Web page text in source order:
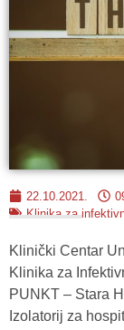
22.10.2021.
Klinika za
Klinički Centar
Klinika za
PUNKT – Stara
Izolatorij za